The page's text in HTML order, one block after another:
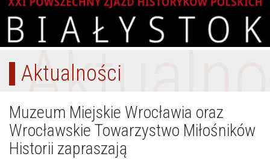
Aktualności
Muzeum Miejskie Wrocławia oraz
Wrocławskie Towarzystwo Miłośników
Historii zapraszają